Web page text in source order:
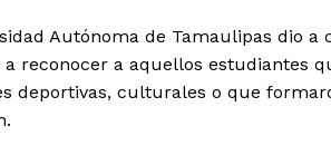
Autónoma de Tamaulipas dio a
a reconocer a aquellos estudiantes
deportivas, culturales o que